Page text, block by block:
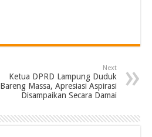
Next
Ketua DPRD Lampung Duduk
Bareng Massa, Apresiasi Aspirasi
Disampaikan Secara Damai